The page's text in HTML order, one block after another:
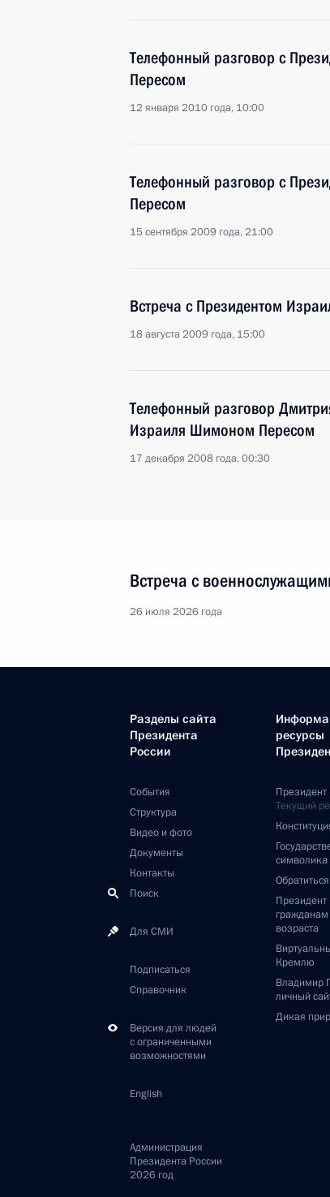
Телефонный разговор с
Пересом
12 января 2010 года, 10:00
Телефонный разговор с
Пересом
15 сентября 2009 года, 21:00
Встреча с Президентом
18 августа 2009 года, 15:00
Телефонный разговор
Израиля Шимоном Пересом
17 декабря 2008 года, 00:30
Встреча с
26 июля 2026 года
Разделы сайта
Президента
России
События
Структура
Видео и фото
Документы
Контакты
Поиск
Для СМИ
Подписаться
Справочник
Версия для людей
с ограниченными
возможностями
English
ресурсы
Президент
Текущий
символика
возраста
Кремлю
Владимир
личный
Дикая
Администрация
Президента России
2026 год